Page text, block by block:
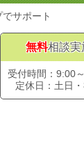
サポート
無料相談実
受付時間：9:00
定休日：土日